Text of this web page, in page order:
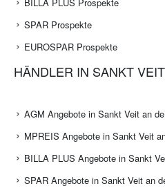
SPAR Prospekte
EUROSPAR Prospekte
HÄNDLER IN SANKT
AGM Angebote in Sankt Veit an
MPREIS Angebote in Sankt Veit
BILLA PLUS Angebote in Sankt
SPAR Angebote in Sankt Veit an